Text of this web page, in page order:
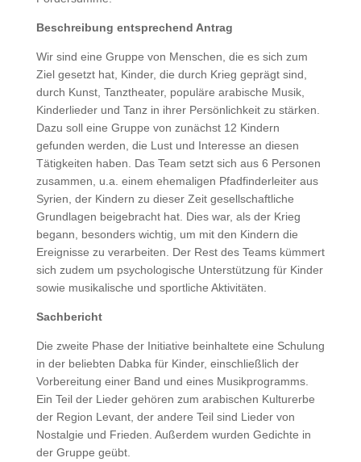
Beschreibung entsprechend Antrag
Wir sind eine Gruppe von Menschen, die es sich zum
Ziel gesetzt hat, Kinder, die durch Krieg geprägt sind,
durch Kunst, Tanztheater, populäre arabische Musik,
Kinderlieder und Tanz in ihrer Persönlichkeit zu stärken.
Dazu soll eine Gruppe von zunächst 12 Kindern
gefunden werden, die Lust und Interesse an diesen
Tätigkeiten haben. Das Team setzt sich aus 6 Personen
zusammen, u.a. einem ehemaligen Pfadfinderleiter aus
Syrien, der Kindern zu dieser Zeit gesellschaftliche
Grundlagen beigebracht hat. Dies war, als der Krieg
begann, besonders wichtig, um mit den Kindern die
Ereignisse zu verarbeiten. Der Rest des Teams kümmert
sich zudem um psychologische Unterstützung für Kinder
sowie musikalische und sportliche Aktivitäten.
Sachbericht
Die zweite Phase der Initiative beinhaltete eine Schulung
in der beliebten Dabka für Kinder, einschließlich der
Vorbereitung einer Band und eines Musikprogramms.
Ein Teil der Lieder gehören zum arabischen Kulturerbe
der Region Levant, der andere Teil sind Lieder von
Nostalgie und Frieden. Außerdem wurden Gedichte in
der Gruppe geübt.